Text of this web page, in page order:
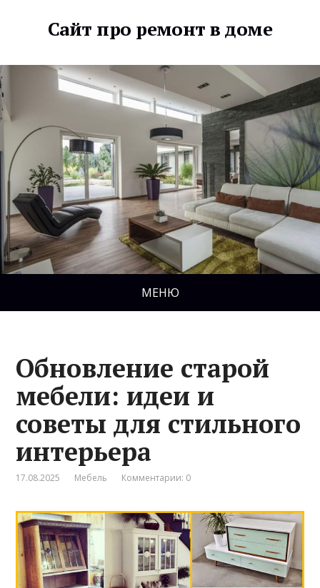
Сайт про ремонт в доме
МЕНЮ
Обновление старой
мебели: идеи и
советы для стильного
интерьера
17.08.2025 Мебель Комментарии: 0